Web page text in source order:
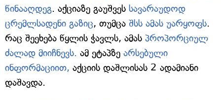
წინააღდეგ. აქციაზე გაუშვეს სავარაუდოდ
ცრემლსადენი გაზიც, თუმცა შსს ამას უარყოფს.
რაც შეეხება წყლის ჭავლს, ამას პროპორციულ
ძალად მიიჩნევს. ამ ეტაპზე არსებული
ინფორმაციით, აქციის დაშლისას 2 ადამიანი
დაშავდა.